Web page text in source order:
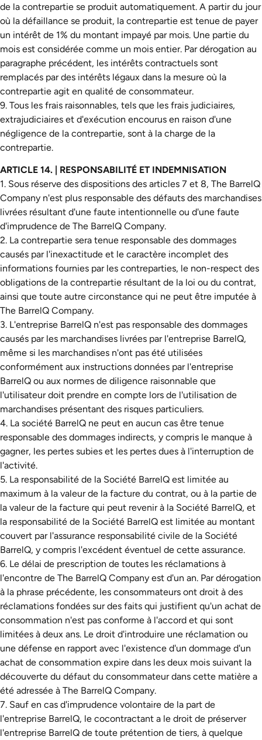
de la contrepartie se produit automatiquement. A partir du jour
où la défaillance se produit, la contrepartie est tenue de payer
un intérêt de 1% du montant impayé par mois. Une partie du
mois est considérée comme un mois entier. Par dérogation au
paragraphe précédent, les intérêts contractuels sont
remplacés par des intérêts légaux dans la mesure où la
contrepartie agit en qualité de consommateur.
9. Tous les frais raisonnables, tels que les frais judiciaires,
extrajudiciaires et d'exécution encourus en raison d'une
négligence de la contrepartie, sont à la charge de la
contrepartie.
ARTICLE 14. | RESPONSABILITÉ ET INDEMNISATION
1. Sous réserve des dispositions des articles 7 et 8, The BarrelQ
Company n'est plus responsable des défauts des marchandises
livrées résultant d'une faute intentionnelle ou d'une faute
d'imprudence de The BarrelQ Company.
2. La contrepartie sera tenue responsable des dommages
causés par l'inexactitude et le caractère incomplet des
informations fournies par les contreparties, le non-respect des
obligations de la contrepartie résultant de la loi ou du contrat,
ainsi que toute autre circonstance qui ne peut être imputée à
The BarrelQ Company.
3. L'entreprise BarrelQ n'est pas responsable des dommages
causés par les marchandises livrées par l'entreprise BarrelQ,
même si les marchandises n'ont pas été utilisées
conformément aux instructions données par l'entreprise
BarrelQ ou aux normes de diligence raisonnable que
l'utilisateur doit prendre en compte lors de l'utilisation de
marchandises présentant des risques particuliers.
4. La société BarrelQ ne peut en aucun cas être tenue
responsable des dommages indirects, y compris le manque à
gagner, les pertes subies et les pertes dues à l'interruption de
l'activité.
5. La responsabilité de la Société BarrelQ est limitée au
maximum à la valeur de la facture du contrat, ou à la partie de
la valeur de la facture qui peut revenir à la Société BarrelQ, et
la responsabilité de la Société BarrelQ est limitée au montant
couvert par l'assurance responsabilité civile de la Société
BarrelQ, y compris l'excédent éventuel de cette assurance.
6. Le délai de prescription de toutes les réclamations à
l'encontre de The BarrelQ Company est d'un an. Par dérogation
à la phrase précédente, les consommateurs ont droit à des
réclamations fondées sur des faits qui justifient qu'un achat de
consommation n'est pas conforme à l'accord et qui sont
limitées à deux ans. Le droit d'introduire une réclamation ou
une défense en rapport avec l'existence d'un dommage d'un
achat de consommation expire dans les deux mois suivant la
découverte du défaut du consommateur dans cette matière a
été adressée à The BarrelQ Company.
7. Sauf en cas d'imprudence volontaire de la part de
l'entreprise BarrelQ, le cocontractant a le droit de préserver
l'entreprise BarrelQ de toute prétention de tiers, à quelque